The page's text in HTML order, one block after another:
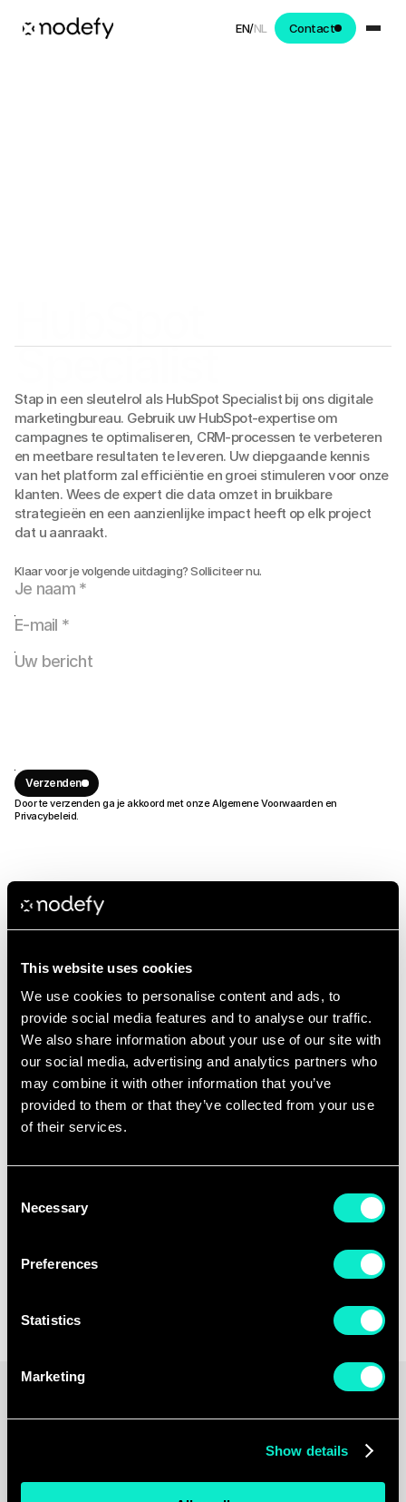
This website uses cookies
We use cookies to personalise content and ads, to
provide social media features and to analyse our traffic.
We also share information about your use of our site with
our social media, advertising and analytics partners who
may combine it with other information that you’ve
provided to them or that they’ve collected from your use
of their services.
Selection
Necessary
Preferences
Statistics
Marketing
Show details
EN/NL Contact
Specialist
Stap in een sleutelrol als HubSpot Specialist bij ons digital
marketing bureau.
Nu solliciteren
Stap in een sleutelrol als HubSpot Specialist bij ons digitale
marketingbureau. Gebruik uw HubSpot-expertise om
campagnes te optimaliseren, CRM-processen te verbeteren
en meetbare resultaten te leveren. Uw diepgaande kennis
van het platform zal efficiëntie en groei stimuleren voor onze
klanten. Wees de expert die data omzet in bruikbare
strategieën en een aanzienlijke impact heeft op elk project
dat u aanraakt.
Klaar voor je volgende uitdaging? Solliciteer nu.
Verzenden
Door te verzenden ga je akkoord met onzeAlgemene Voorwaarden en
Privacybeleid.
Andere openstaande
E-commerce marketing
specialist
Sluit je aan bij ons dynamische digitale
marketingbureau als Senior Digital Marketer,
waar jouw expertise en creativiteit de basis
zullen zijn voor krachtige campagnes.
Amsterdam
E-commerce marketing
specialist
Digital Marketeer
Sluit je aan bij ons dynamische digitale
marketingbureau als Senior Digital Marketer,
waar jouw expertise en creativiteit de basis
Amsterdam Marketing Nu solliciteren
Digital Marketeer
Stagiair Digital Marketing
Marketing Stagiair bij Nodefy.
Geen
gevonden?
we
lerenje